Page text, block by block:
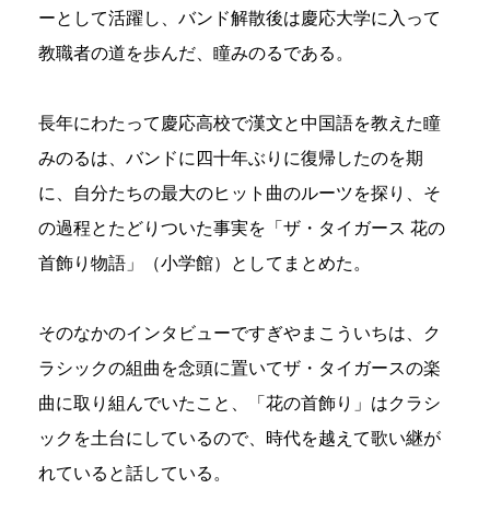
ーとして活躍し、バンド解散後は慶応大学に入って
教職者の道を歩んだ、瞳みのるである。
長年にわたって慶応高校で漢文と中国語を教えた瞳
みのるは、バンドに四十年ぶりに復帰したのを期
に、自分たちの最大のヒット曲のルーツを探り、そ
の過程とたどりついた事実を「ザ・タイガース 花の
首飾り物語」（小学館）としてまとめた。
そのなかのインタビューですぎやまこういちは、ク
ラシックの組曲を念頭に置いてザ・タイガースの楽
曲に取り組んでいたこと、「花の首飾り」はクラシ
ックを土台にしているので、時代を越えて歌い継が
れていると話している。